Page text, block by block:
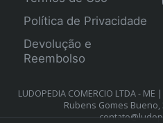
Política de Privacidade
Devolução e
Reembolso
LUDOPEDIA COMERCIO LTDA -
Rubens Gomes Bueno,